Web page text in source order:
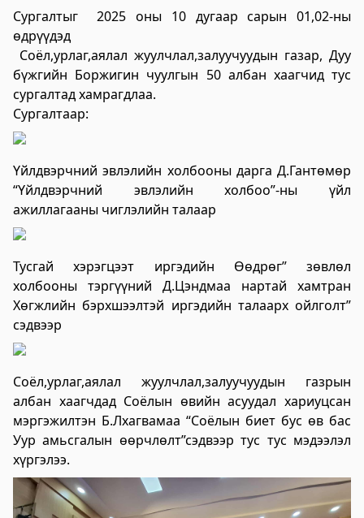
газар
2023-06-06 06:47:28
Дэлгэрэнгүй
Улсын бүртгэлийн хэлтэс
2023-06-06 06:41:23
Дэлгэрэнгүй
Цагдаагийн газар
2023-06-06 06:38:02
Хөвсгөл аймгийн Ус цаг уур орчны
шинжилгээний төв
2024-09-05 06:43:59
Дэлгэрэнгүй
Сод Эрдэм Сургууль-Sod Erdem School
2024-09-02 01:18:58
Дэлгэрэнгүй
Хөвсгөл аймгийн Боловсрол, шинжлэх
ухааны газар
2024-08-26 03:23:18
Дэлгэрэнгүй
Сургалтыг 2025 оны 10 дугаар сарын 01,02-ны
өдрүүдэд
Соёл,урлаг,аялал жуулчлал,залуучуудын газар, Дуу
бүжгийн Боржигин чуулгын 50 албан хаагчид тус
сургалтад хамрагдлаа.
Сургалтаар:
Үйлдвэрчний эвлэлийн холбооны дарга Д.Гантөмөр
“Үйлдвэрчний эвлэлийн холбоо”-ны үйл
ажиллагааны чиглэлийн талаар
Тусгай хэрэгцээт иргэдийн Өөдрөг” зөвлөл
холбооны тэргүүний Д.Цэндмаа нартай хамтран
Хөгжлийн бэрхшээлтэй иргэдийн талаарх ойлголт”
сэдвээр
Соёл,урлаг,аялал жуулчлал,залуучуудын газрын
албан хаагчдад Соёлын өвийн асуудал хариуцсан
мэргэжилтэн Б.Лхагвамаа “Соёлын биет бус өв бас
Уур амьсгалын өөрчлөлт”сэдвээр тус тус мэдээлэл
хүргэлээ.